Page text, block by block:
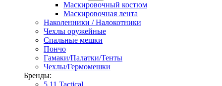
Маскировочный костюм
Маскировочная лента
Наколенники / Налокотники
Чехлы оружейные
Спальные мешки
Пончо
Гамаки/Палатки/Тенты
Чехлы/Гермомешки
Бренды:
5.11 Tactical